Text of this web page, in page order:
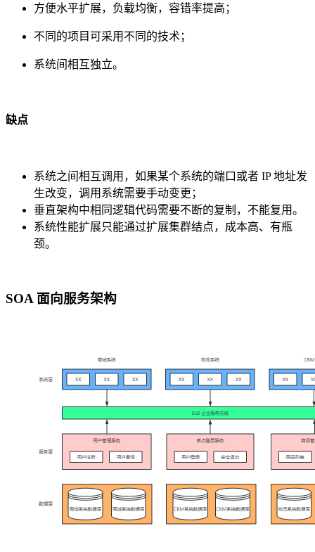
方便水平扩展，负载均衡，容错率提高；
不同的项目可采用不同的技术；
系统间相互独立。
缺点
系统之间相互调用，如果某个系统的端口或者 IP 地址发
生改变，调用系统需要手动变更；
垂直架构中相同逻辑代码需要不断的复制，不能复用。
系统性能扩展只能通过扩展集群结点，成本高、有瓶
颈。
SOA 面向服务架构